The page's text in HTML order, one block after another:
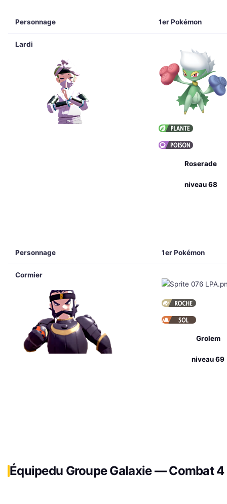
Personnage 1er Pokémon
Lardi
Roserade
niveau 68
Personnage 1er Pokémon
Cormier
Grolem
niveau 69
Équipedu Groupe Galaxie — Combat 4